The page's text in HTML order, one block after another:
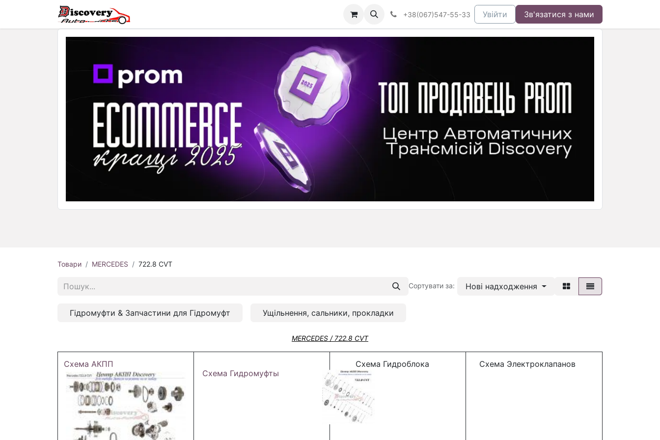
+38(067)547-55-33 Увійти Зв'язатися з нами
Товари MERCEDES 722.8 CVT
Сортувати за: Нові надходження
Гідромуфти & Запчастини для Гідромуфт Ущільнення, сальники, прокладки
MERCEDES / 722.8 CVT
Схема АКПП
Схема Гидромуфты
Схема Гидроблока Схема Электроклапанов